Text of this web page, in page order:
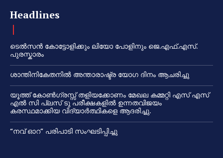
Headlines
ടെൽസൻ കോട്ടോളിക്കും ലിയോ പോളിനും ജെ.എഫ്.എസ്.
പുരസ്കാരം
ശാന്തിനികേതനിൽ അന്താരാഷ്ട്ര യോഗ ദിനം ആചരിച്ചു
യൂത്ത് കോൺഗ്രസ്സ് തളിയക്കോണം മേഖല കമ്മറ്റി എസ് എസ്
എൽ സി പ്ലസ് ടു പരീക്ഷകളിൽ ഉന്നതവിജയം
കരസ്ഥമാക്കിയ വിദ്യാർത്ഥികളെ ആദരിച്ചു.
“നവ് ഓറ” പരിപാടി സംഘടിപ്പിച്ചു